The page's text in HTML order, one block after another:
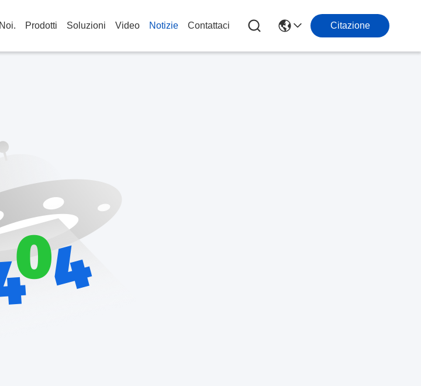
Prodotti Soluzioni Video Notizie Contattaci Citazione